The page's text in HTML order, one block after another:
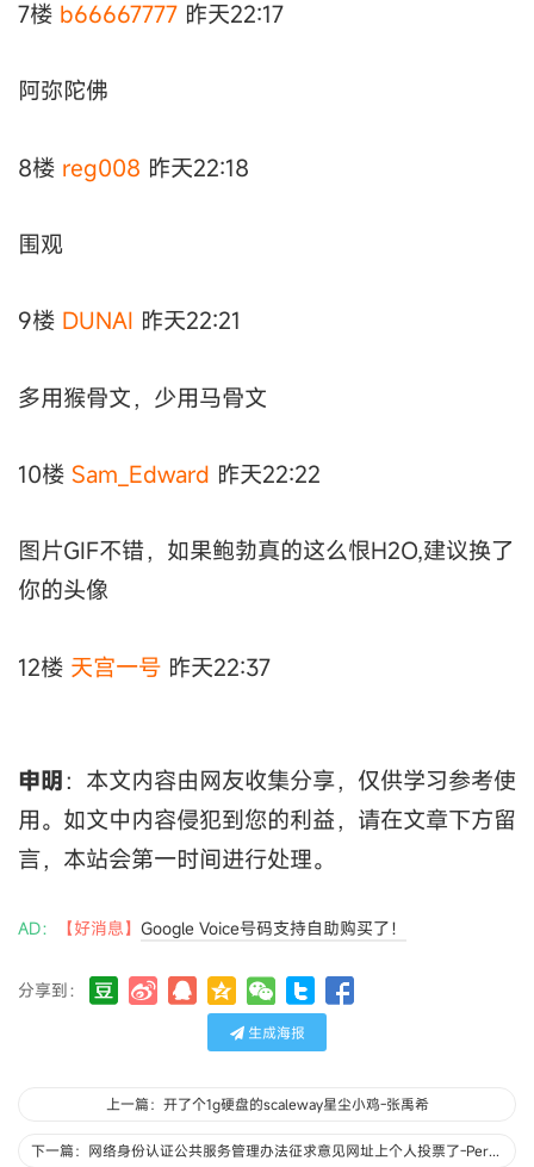
7楼 b66667777 昨天22:17
阿弥陀佛
8楼 reg008 昨天22:18
围观
9楼 DUNAI 昨天22:21
多用猴骨文，少用马骨文
10楼 Sam_Edward 昨天22:22
图片GIF不错，如果鲍勃真的这么恨H2O,建议换了
你的头像
12楼 天宫一号 昨天22:37
申明 ：本文内容由网友收集分享，仅供学习参考使
用。如文中内容侵犯到您的利益，请在文章下方留
言，本站会第一时间进行处理。
AD： 【好消息】 Google Voice号码支持自助购买了！
分享到：
生成海报
上一篇：开了个1g硬盘的scaleway星尘小鸡-张禹希
下一篇：网络身份认证公共服务管理办法征求意见网址上个人投票了-Perfwiki